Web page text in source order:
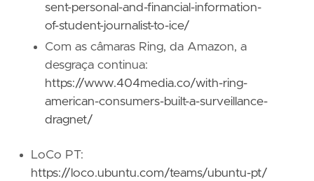
sent-personal-and-financial-information-
of-student-journalist-to-ice/
Com as câmaras Ring, da Amazon, a
desgraça continua:
https://www.404media.co/with-ring-
american-consumers-built-a-surveillance-
dragnet/
LoCo PT:
https://loco.ubuntu.com/teams/ubuntu-pt/